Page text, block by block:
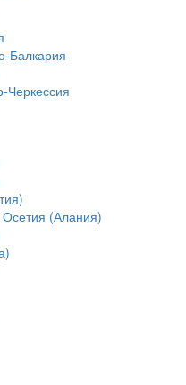
Балкария
Черкессия
(Алания)